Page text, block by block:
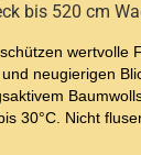
bis 520 cm
wertvolle
neugierigen
30°C. Nicht